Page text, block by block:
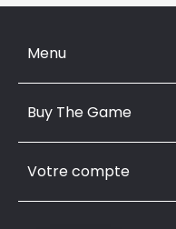
Menu
Buy The Game
Votre compte